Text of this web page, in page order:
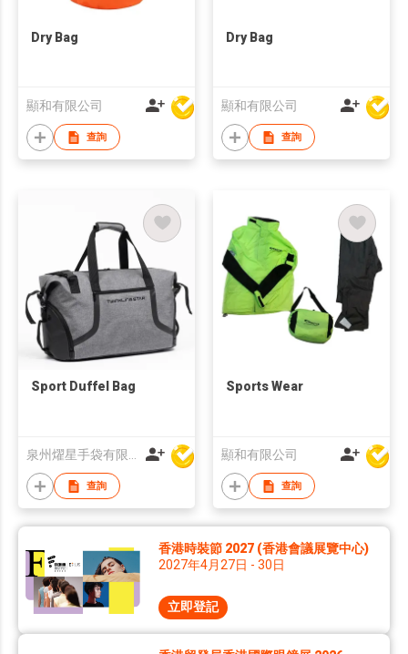
Dry Bag
顯和有限公司
查詢
Dry Bag
顯和有限公司
查詢
Sport Duffel Bag
泉州燿星手袋有限公司
查詢
Sports Wear
顯和有限公司
查詢
香港時裝節 2027 (香港會議展覽中心)
2027年4月27日 - 30日
立即登記